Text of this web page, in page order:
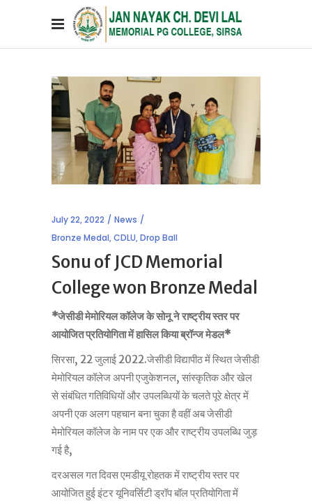
July 22, 2022
News
Bronze Medal,CDLU,Drop Ball
Sonu of JCD Memorial
College won Bronze Medal
*जेसीडी मेमोरियल कॉलेज के सोनू ने राष्ट्रीय स्तर पर
आयोजित प्रतियोगिता में हासिल किया ब्रॉन्ज मेडल*
सिरसा, 22 जुलाई 2022.जेसीडी विद्यापीठ में स्थित जेसीडी
मेमोरियल कॉलेज अपनी एजुकेशनल, सांस्कृतिक और खेल
से संबंधित गतिविधियों और उपलब्धियों के चलते पूरे क्षेत्र में
अपनी एक अलग पहचान बना चुका है वहीं अब जेसीडी
मेमोरियल कॉलेज के नाम पर एक और राष्ट्रीय उपलब्धि जुड़
गई है,
दरअसल गत दिवस एमडीयू रोहतक में राष्ट्रीय स्तर पर
आयोजित हुई इंटर यूनिवर्सिटी ड्रॉप बॉल प्रतियोगिता में